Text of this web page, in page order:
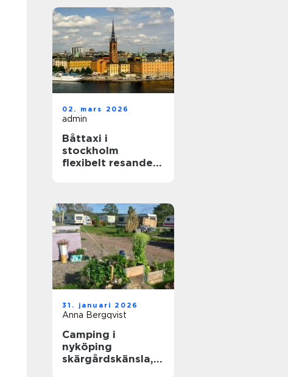
02. mars 2026
admin
Båttaxi i
stockholm
flexibelt resande i
31. januari 2026
Anna Bergqvist
Camping i
nyköping
skärgårdskänsla,